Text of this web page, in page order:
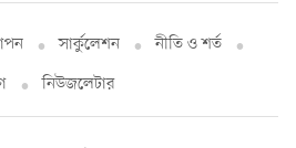
সার্কুলেশন
নীতি ও শর্ত
নিউজলেটার